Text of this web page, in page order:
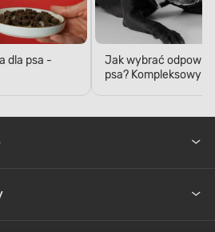
dla psa -
Jak wybrać
psa? Kompleksowy